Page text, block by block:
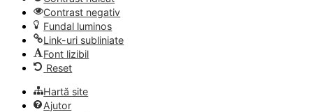
Contrast negativ
Fundal luminos
Link-uri subliniate
Font lizibil
Reset
Hartă site
Ajutor